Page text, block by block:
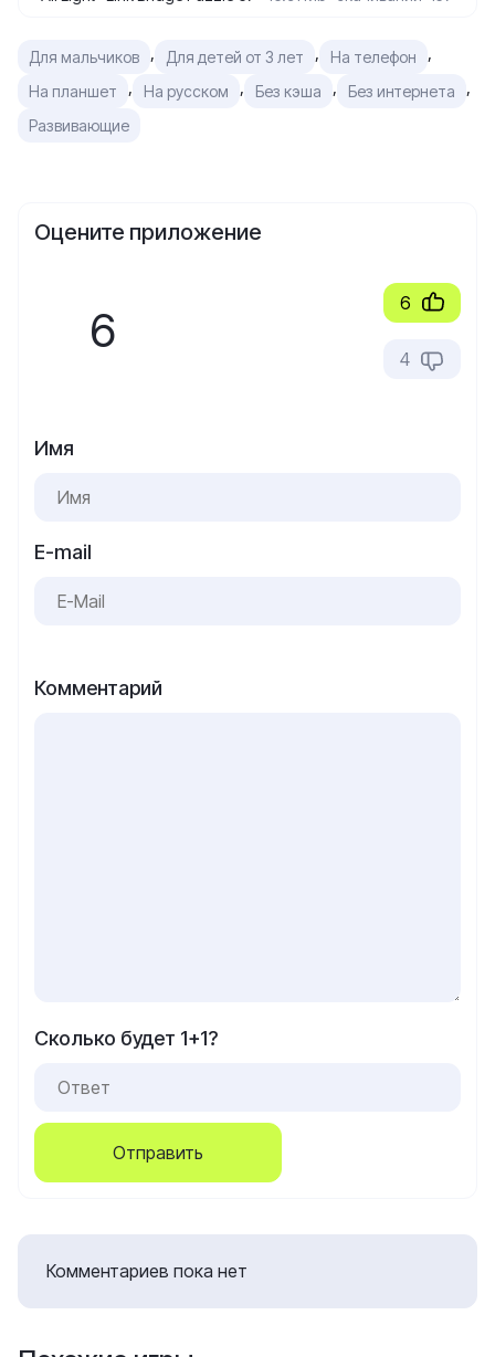
Для мальчиков , Для детей от 3 лет , На телефон ,
На планшет , На русском , Без кэша , Без интернета ,
Развивающие
Оцените приложение
6 6
4
Имя
E-mail
Комментарий
Сколько будет 1+1?
Отправить
Комментариев пока нет